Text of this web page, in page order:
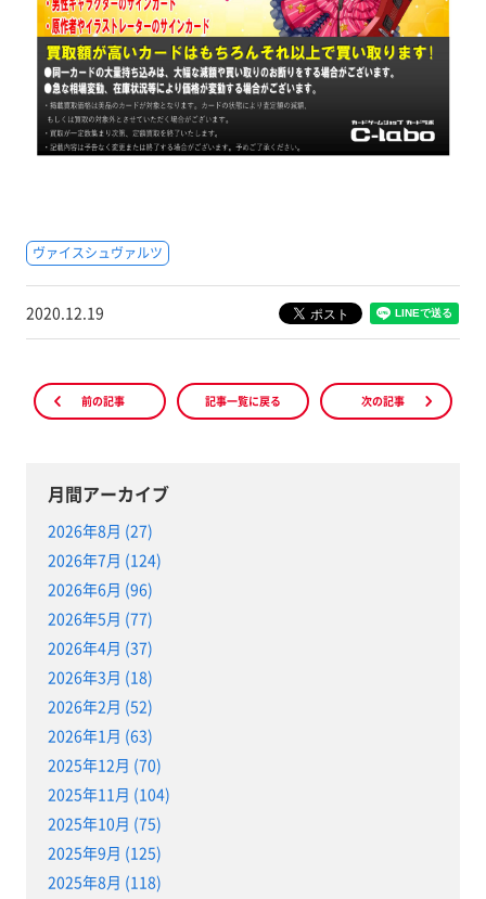
ヴァイスシュヴァルツ
2020.12.19
前の記事 記事一覧に戻る 次の記事
月間アーカイブ
2026年8月 (27)
2026年7月 (124)
2026年6月 (96)
2026年5月 (77)
2026年4月 (37)
2026年3月 (18)
2026年2月 (52)
2026年1月 (63)
2025年12月 (70)
2025年11月 (104)
2025年10月 (75)
2025年9月 (125)
2025年8月 (118)